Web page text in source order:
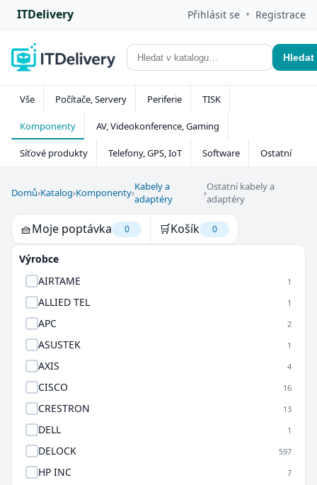
ITDelivery Přihlásit se • Registrace
Hledat
Vše Počítače, Servery Periferie TISK
Komponenty AV, Videokonference, Gaming
Síťové produkty Telefony, GPS, IoT Software Ostatní
Domů›Katalog›Komponenty›Kabely a
adaptéry
›Ostatní kabely a
adaptéry
🧺Moje poptávka 0 🛒Košík 0
Výrobce
AIRTAME
1
ALLIED TEL 1
APC 2
ASUSTEK 1
AXIS 4
CISCO 16
CRESTRON 13
DELL 1
DELOCK 597
HP INC 7